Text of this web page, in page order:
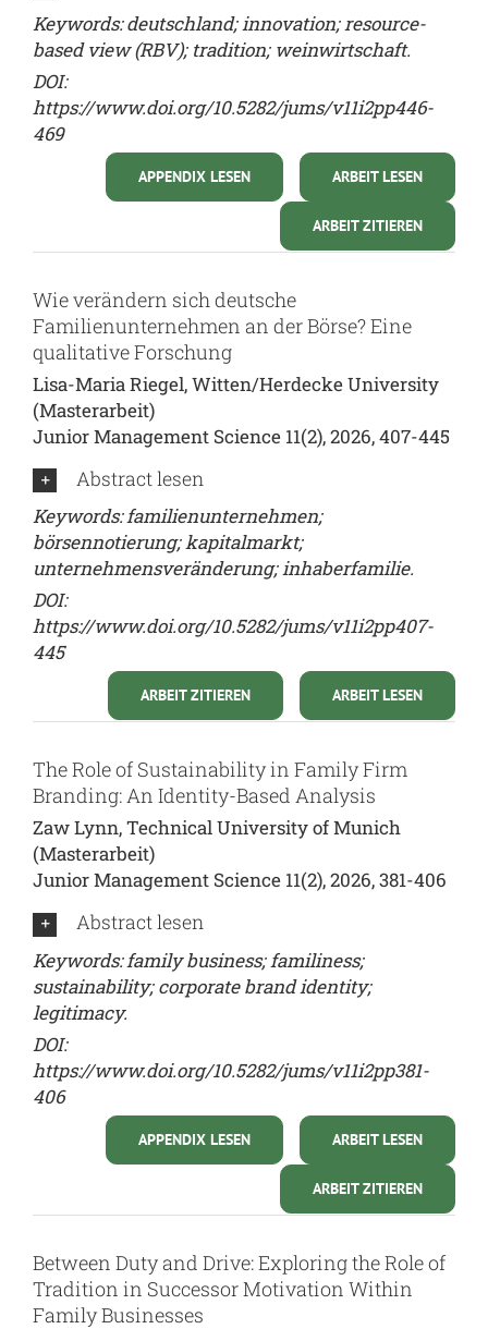
Keywords: deutschland; innovation; resource-
based view (RBV); tradition; weinwirtschaft.
DOI:
https://www.doi.org/10.5282/jums/v11i2pp446-
469
ARBEIT LESEN
APPENDIX LESEN
ARBEIT ZITIEREN
Wie verändern sich deutsche
Familienunternehmen an der Börse? Eine
qualitative Forschung
Lisa-Maria Riegel, Witten/Herdecke University
(Masterarbeit)
Junior Management Science 11(2), 2026, 407-445
Abstract lesen
Keywords: familienunternehmen;
börsennotierung; kapitalmarkt;
unternehmensveränderung; inhaberfamilie.
DOI:
https://www.doi.org/10.5282/jums/v11i2pp407-
445
ARBEIT LESEN
ARBEIT ZITIEREN
The Role of Sustainability in Family Firm
Branding: An Identity-Based Analysis
Zaw Lynn, Technical University of Munich
(Masterarbeit)
Junior Management Science 11(2), 2026, 381-406
Abstract lesen
Keywords: family business; familiness;
sustainability; corporate brand identity;
legitimacy.
DOI:
https://www.doi.org/10.5282/jums/v11i2pp381-
406
ARBEIT LESEN
APPENDIX LESEN
ARBEIT ZITIEREN
Between Duty and Drive: Exploring the Role of
Tradition in Successor Motivation Within
Family Businesses